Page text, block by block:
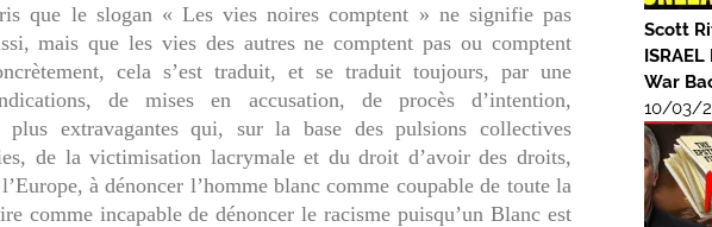
que le slogan « Les vies noires comptent » ne signifie pas
mais que les vies des autres ne comptent pas ou comptent
cela s’est traduit, et se traduit toujours, par une
de mises en accusation, de procès d’intention,
plus extravagantes qui, sur la base des pulsions collectives
de la victimisation lacrymale et du droit d’avoir des droits,
à dénoncer l’homme blanc comme coupable de toute la
comme incapable de dénoncer le racisme puisqu’un Blanc est
Scott
ISRAEL
War
10/03/